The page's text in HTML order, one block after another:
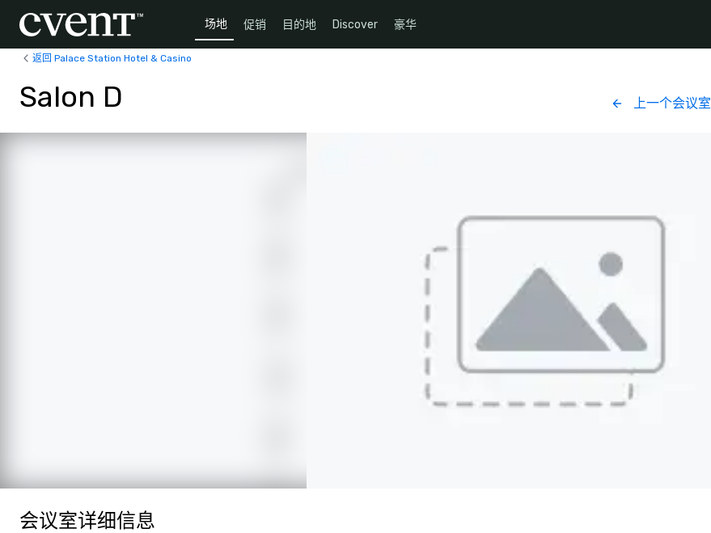
场地 促销 目的地 Discover 豪华
返回 Palace Station Hotel & Casino
Salon D 上一个会议室
会议室详细信息